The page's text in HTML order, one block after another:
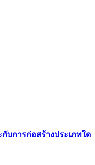
กับการก่อสร้างประเภทใด